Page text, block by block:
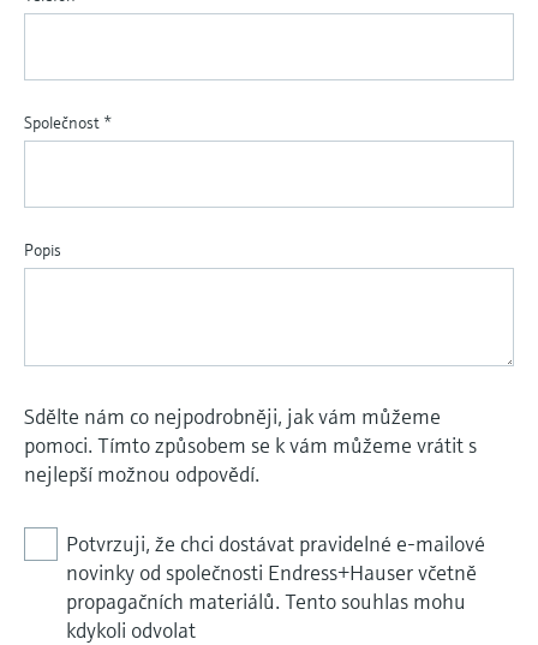
Společnost *
Popis
Sdělte nám co nejpodrobněji, jak vám můžeme
pomoci. Tímto způsobem se k vám můžeme vrátit s
nejlepší možnou odpovědí.
Potvrzuji, že chci dostávat pravidelné e-mailové
novinky od společnosti Endress+Hauser včetně
propagačních materiálů. Tento souhlas mohu
kdykoli odvolat